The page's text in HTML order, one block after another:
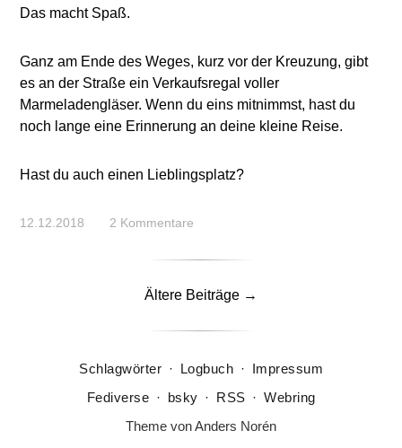
Das macht Spaß.
Ganz am Ende des Weges, kurz vor der Kreuzung, gibt
es an der Straße ein Verkaufsregal voller
Marmeladengläser. Wenn du eins mitnimmst, hast du
noch lange eine Erinnerung an deine kleine Reise.
Hast du auch einen Lieblingsplatz?
12.12.2018 2 Kommentare
Ältere Beiträge →
Schlagwörter · Logbuch · Impressum
Fediverse · bsky · RSS · Webring
Theme vonAnders Norén